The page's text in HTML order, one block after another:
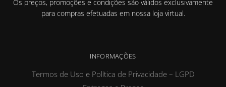
Os preços, promoções e condições são válidos exclusivamente
para compras efetuadas em nossa loja virtual.
INFORMAÇÕES
Termos de Uso e Política de Privacidade – LGPD